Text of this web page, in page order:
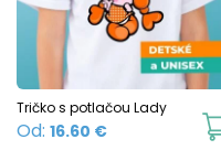
Tričko s potlačou Lady
Od: 16.60 €